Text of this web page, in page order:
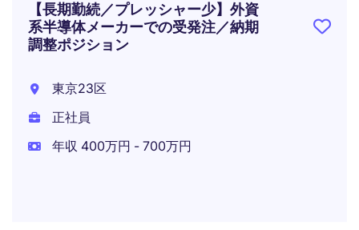
【長期勤続／プレッシャー少】外資
系半導体メーカーでの受発注／納期
調整ポジション
東京23区
正社員
年収 400万円 - 700万円